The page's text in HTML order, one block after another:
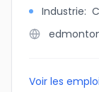
Industrie:
Voir les